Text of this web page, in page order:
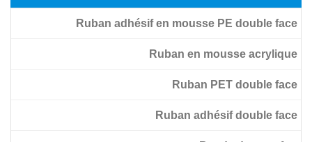
Ruban adhésif en mousse PE double face
Ruban en mousse acrylique
Ruban en mousse acrylique
Ruban en mousse acrylique à haute adhérence Amk
Ruban PET double face
Ruban adhésif transparent double face pour film PET
Ruban adhésif double face